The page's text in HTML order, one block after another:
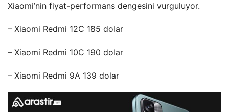
Xiaomi’nin fiyat-performans dengesini vurguluyor.
– Xiaomi Redmi 12C 185 dolar
– Xiaomi Redmi 10C 190 dolar
– Xiaomi Redmi 9A 139 dolar